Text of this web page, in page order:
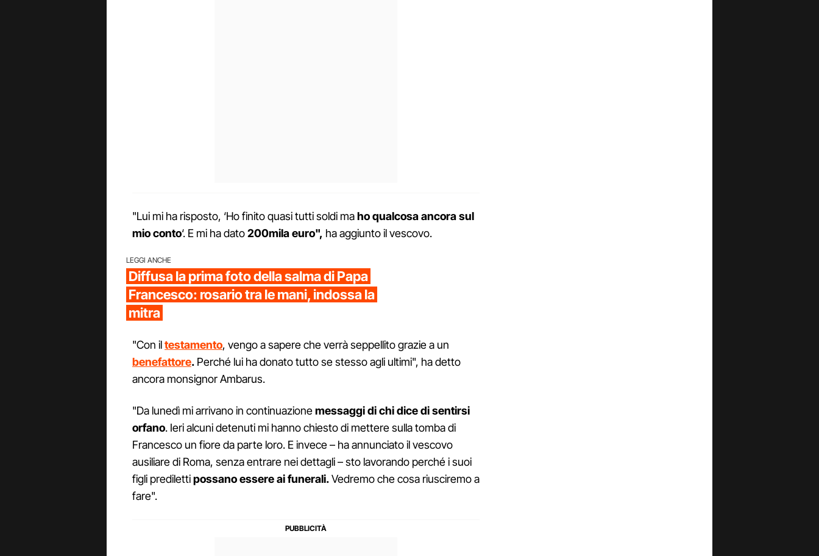
"Lui mi ha risposto, ‘Ho finito quasi tutti soldi maho qualcosa ancora sul
mio conto‘. E mi ha dato200mila euro", ha aggiunto il vescovo.
LEGGI ANCHE
Diffusa la prima foto della salma di Papa
Francesco: rosario tra le mani, indossa la
mitra
"Con iltestamento, vengo a sapere che verrà seppellito grazie a un
benefattore. Perché lui ha donato tutto se stesso agli ultimi", ha detto
ancora monsignor Ambarus.
"Da lunedì mi arrivano in continuazionemessaggi di chi dice di sentirsi
orfano. Ieri alcuni detenuti mi hanno chiesto di mettere sulla tomba di
Francesco un fiore da parte loro. E invece – ha annunciato il vescovo
ausiliare di Roma, senza entrare nei dettagli – sto lavorando perché i suoi
figli predilettipossano essere ai funerali.Vedremo che cosa riusciremo a
fare".